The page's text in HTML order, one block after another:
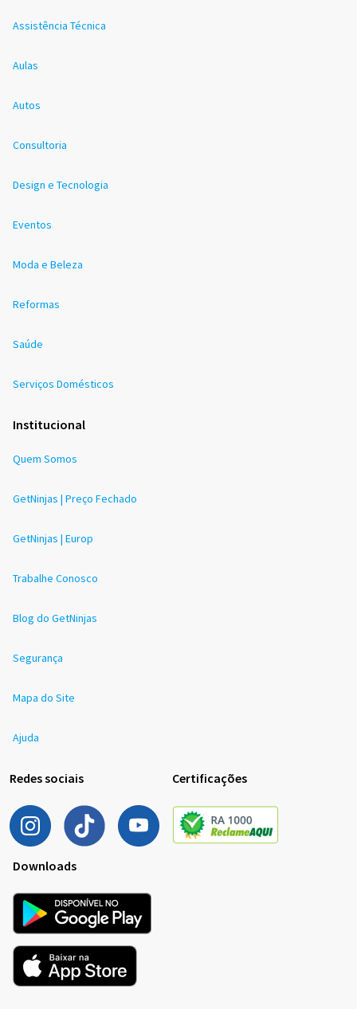
Assistência Técnica
Aulas
Autos
Consultoria
Design e Tecnologia
Eventos
Moda e Beleza
Reformas
Saúde
Serviços Domésticos
Institucional
Quem Somos
GetNinjas | Preço Fechado
GetNinjas | Europ
Trabalhe Conosco
Blog do GetNinjas
Segurança
Mapa do Site
Ajuda
Redes sociais Certificações
Downloads